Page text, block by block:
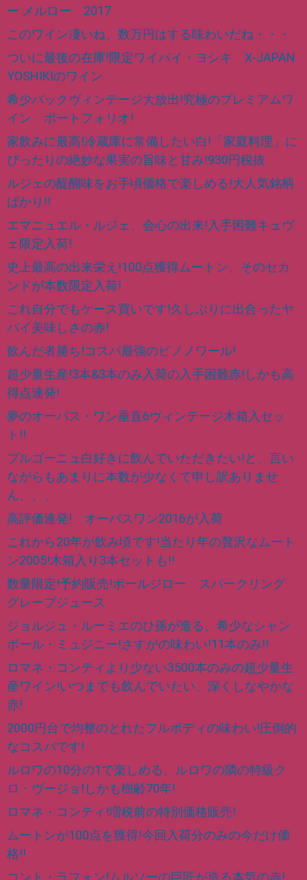
ー メルロー 2017
このワイン凄いね、数万円はする味わいだね・・・
ついに最後の在庫!限定ワイバイ・ヨシキ X-JAPAN
YOSHIKIのワイン
希少バックヴィンテージ大放出!究極のプレミアムワ
イン ポートフォリオ!
家飲みに最高!冷蔵庫に常備したい白!「家庭料理」に
ぴったりの絶妙な果実の旨味と甘み!930円税抜
ルジェの醍醐味をお手頃価格で楽しめる!大人気銘柄
ばかり!!
エマニュエル・ルジェ、会心の出来!入手困難キュヴ
ェ限定入荷!
史上最高の出来栄え!100点獲得ムートン、そのセカ
ンドが本数限定入荷!
これ自分でもケース買いです!久しぶりに出合ったヤ
バイ美味しさの赤!
飲んだ者勝ち!コスパ最強のピノノワール!
超少量生産!3本&3本のみ入荷の入手困難赤!しかも高
得点連発!
夢のオーパス・ワン垂直6ヴィンテージ木箱入セッ
ト!!
ブルゴーニュ白好きに飲んでいただきたい!と、言い
ながらもあまりに本数が少なくて申し訳ありませ
ん、、、
高評価連発! オーパスワン2016が入荷
これから20年が飲み頃です!当たり年の贅沢なムート
ン2005!木箱入り3本セットも!!
数量限定!予約販売!ポールジロー スパークリング
グレープジュース
ジョルジュ・ルーミエのひ孫が造る、希少なシャン
ボール・ミュジニー!さすがの味わい!11本のみ!!
ロマネ・コンティより少ない3500本のみの超少量生
産ワイン!いつまでも飲んでいたい、深くしなやかな
赤!
2000円台で均整のとれたフルボディの味わい!圧倒的
なコスパです!
ルロワの10分の1で楽しめる、ルロワの隣の特級ク
ロ・ヴージョ!しかも樹齢70年!
ロマネ・コンティ!増税前の特別価格販売!
ムートンが100点を獲得!今回入荷分のみの今だけ価
格!!
コント・ラフォン!ムルソーの巨匠が造る本気の赤!